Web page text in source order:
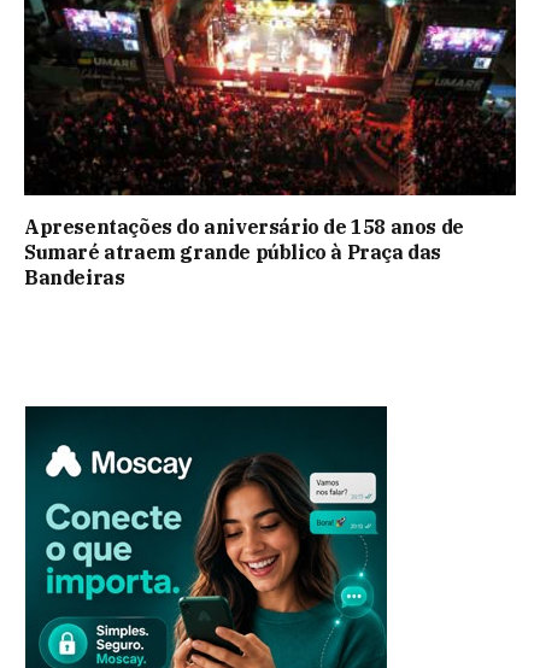
Apresentações do aniversário de 158 anos de
Sumaré atraem grande público à Praça das
Bandeiras